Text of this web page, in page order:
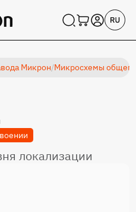
Микрон/Микросхемы
локализации